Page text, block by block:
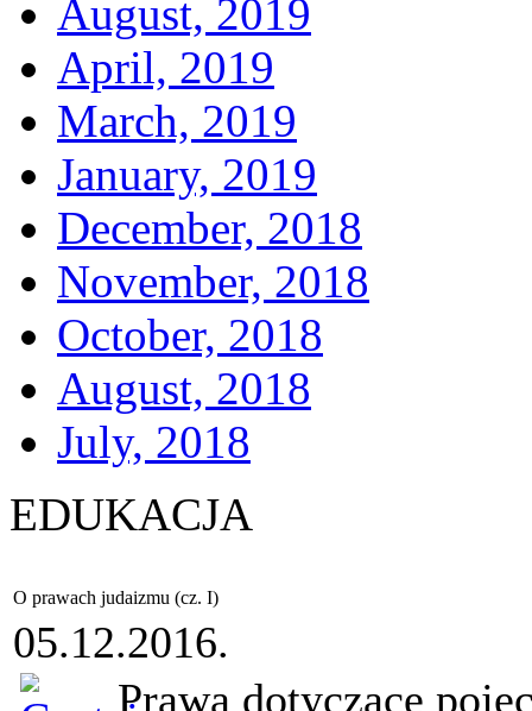
August, 2019
April, 2019
March, 2019
January, 2019
December, 2018
November, 2018
October, 2018
August, 2018
July, 2018
EDUKACJA
O prawach judaizmu (cz. I)
05.12.2016.
Prawa dotyczące